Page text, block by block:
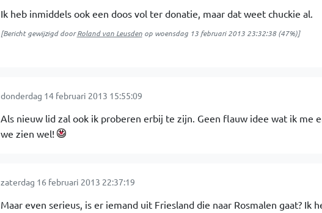
Ik heb inmiddels ook een doos vol ter donatie, maar dat weet chuckie al.
[Bericht gewijzigd doorRoland van Leusdenop woensdag 13 februari 2013 23:32:38(47%)]
donderdag 14 februari 2013 15:55:09
Als nieuw lid zal ook ik proberen erbij te zijn. Geen flauw idee wat ik me
we zien wel!
zaterdag 16 februari 2013 22:37:19
Maar even serieus, is er iemand uit Friesland die naar Rosmalen gaat? Ik